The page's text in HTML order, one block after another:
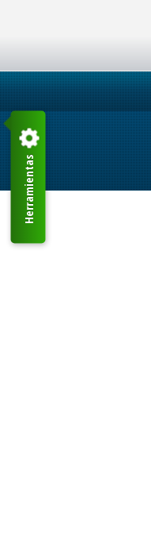
Herramientas